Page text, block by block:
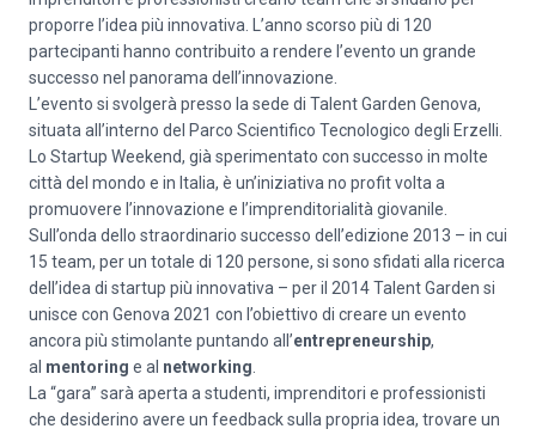
proporre l’idea più innovativa. L’anno scorso più di 120
partecipanti hanno contribuito a rendere l’evento un grande
successo nel panorama dell’innovazione.
L’evento si svolgerà presso la sede di Talent Garden Genova,
situata all’interno del Parco Scientifico Tecnologico degli Erzelli.
Lo Startup Weekend, già sperimentato con successo in molte
città del mondo e in Italia, è un’iniziativa no profit volta a
promuovere l’innovazione e l’imprenditorialità giovanile.
Sull’onda dello straordinario successo dell’edizione 2013 – in cui
15 team, per un totale di 120 persone, si sono sfidati alla ricerca
dell’idea di startup più innovativa – per il 2014 Talent Garden si
unisce con Genova 2021 con l’obiettivo di creare un evento
ancora più stimolante puntando all’entrepreneurship,
al mentoring e al networking
La “gara” sarà aperta a studenti, imprenditori e professionisti
che desiderino avere un feedback sulla propria idea, trovare un